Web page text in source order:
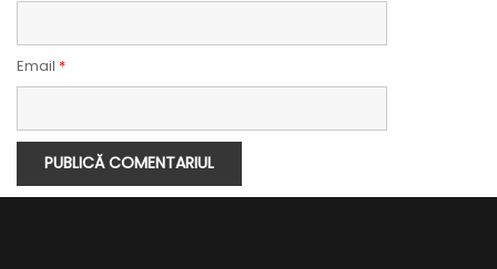
Email *